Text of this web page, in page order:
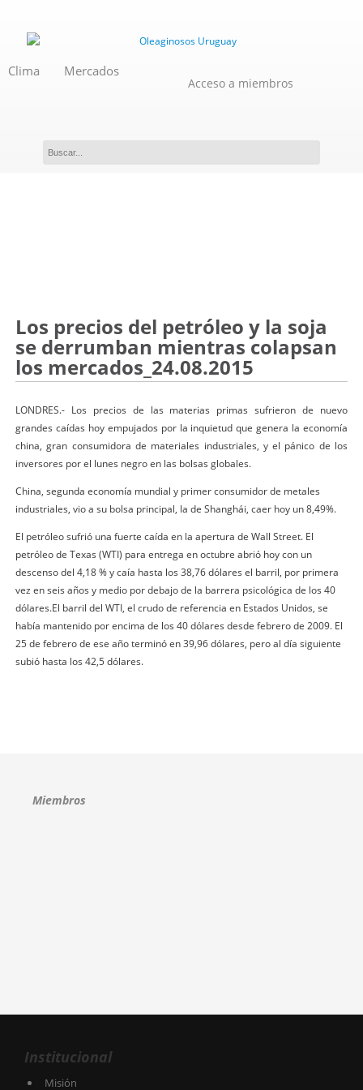
Clima Mercados
Acceso a miembros
Los precios del petróleo y la soja
se derrumban mientras colapsan
los mercados_24.08.2015
LONDRES.- Los precios de las materias primas sufrieron de nuevo
grandes caídas hoy empujados por la inquietud que genera la economía
china, gran consumidora de materiales industriales, y el pánico de los
inversores por el lunes negro en las bolsas globales.
China, segunda economía mundial y primer consumidor de metales
industriales, vio a su bolsa principal, la de Shanghái, caer hoy un 8,49%.
El petróleo sufrió una fuerte caída en la apertura de Wall Street. El
petróleo de Texas (WTI) para entrega en octubre abrió hoy con un
descenso del 4,18 % y caía hasta los 38,76 dólares el barril, por primera
vez en seis años y medio por debajo de la barrera psicológica de los 40
dólares.El barril del WTI, el crudo de referencia en Estados Unidos, se
había mantenido por encima de los 40 dólares desde febrero de 2009. El
25 de febrero de ese año terminó en 39,96 dólares, pero al día siguiente
subió hasta los 42,5 dólares.
Miembros
Institucional
Misión